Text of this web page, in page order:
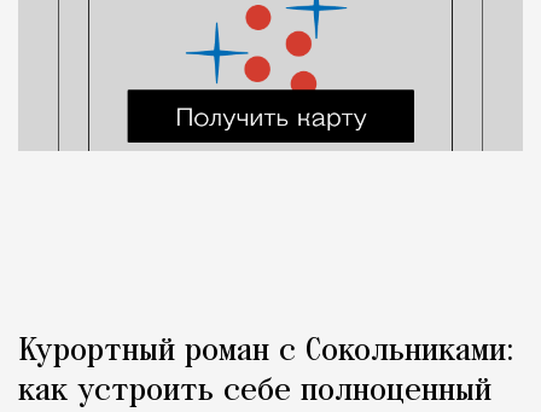
Курортный роман с Сокольниками:
как устроить себе полноценный